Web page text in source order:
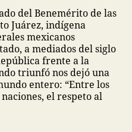
del Benemérito de las
Juárez, indígena
mexicanos
a mediados del siglo
frente a la
triunfó nos dejó una
entero: “Entre los
el respeto al